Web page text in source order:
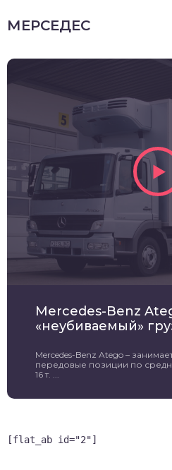
МЕРСЕДЕС
Mercedes-Benz
«неубиваемый»
Mercedes-Benz Atego –
передовые позиции по
16 т. ...
[flat_ab id="2"]